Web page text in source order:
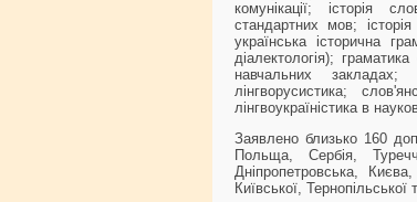
комунікації; історія
стандартних мов;
українська історична
діалектологія);
навчальних закладах;
лінгворусистика;
лінгвоукраїністика в
Заявлено близько 160
Польща, Сербія,
Дніпропетровська,
Київської,